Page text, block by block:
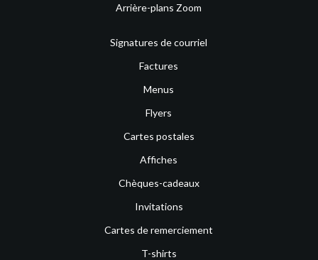
Arrière-plans Zoom
Signatures de courriel
Factures
Menus
Flyers
Cartes postales
Affiches
Chèques-cadeaux
Invitations
Cartes de remerciement
T-shirts